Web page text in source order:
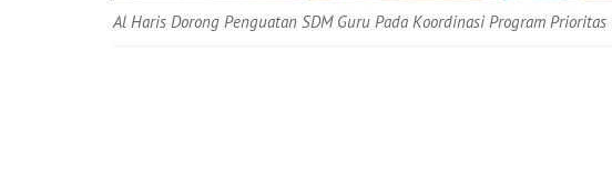
Al Haris Dorong Penguatan SDM Guru Pada Koordinasi Program Prioritas